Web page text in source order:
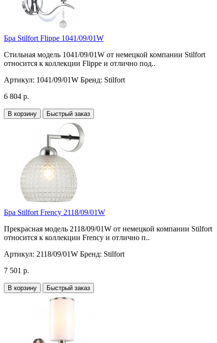
Бра Stilfort Flippe 1041/09/01W
Стильная модель 1041/09/01W от немецкой компании Stilfort
относится к коллекции Flippe и отлично под..
Артикул: 1041/09/01W Бренд: Stilfort
6 804 р.
В корзину Быстрый заказ
Бра Stilfort Frency 2118/09/01W
Прекрасная модель 2118/09/01W от немецкой компании Stilfort
относится к коллекции Frency и отлично п..
Артикул: 2118/09/01W Бренд: Stilfort
7 501 р.
В корзину Быстрый заказ